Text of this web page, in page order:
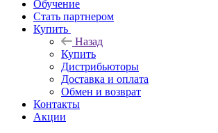
Обучение
Стать партнером
Купить
Назад
Купить
Дистрибьюторы
Доставка и оплата
Обмен и возврат
Контакты
Акции